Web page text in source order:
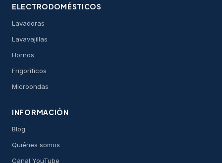
ELECTRODOMÉSTICOS
Lavadoras
Lavavajillas
Hornos
Frigoríficos
Microondas
INFORMACIÓN
Blog
Quiénes somos
Canal YouTube